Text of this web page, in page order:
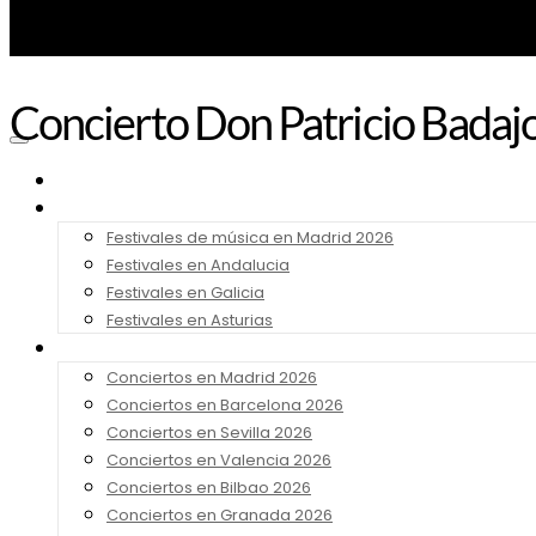
Festivales de música en Madrid 2026
Festivales en Andalucia
Festivales en Galicia
Festivales en Asturias
Conciertos en Madrid 2026
Conciertos en Barcelona 2026
Conciertos en Sevilla 2026
Conciertos en Valencia 2026
Conciertos en Bilbao 2026
Conciertos en Granada 2026
Concierto Don Patricio